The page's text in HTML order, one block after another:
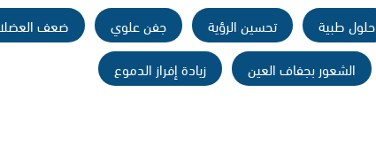
حلول طبية تحسين الرؤية جفن علوي ضعف
الشعور بجفاف العين زيادة إفراز الدموع